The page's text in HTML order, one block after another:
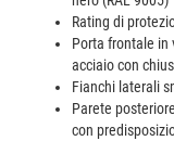
Rating di
Porta frontale in
acciaio con
Fianchi laterali
Parete
con